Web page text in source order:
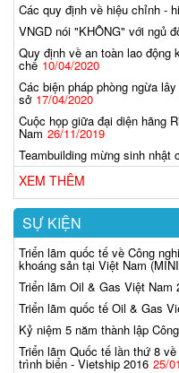
Các quy định về hiệu chỉnh -
VNGD nói "KHÔNG" với ngủ
Quy định về an toàn lao động
chế 10/04/2020
Các biện pháp phòng ngừa
sở 17/04/2020
Cuộc họp giữa đại diện hãng
Nam 26/11/2019
Teambuilding mừng sinh nhật
XEM THÊM
SỰ KIỆN
Triển lãm quốc tế về Công
khoáng sản tại Việt Nam
Triển lãm Oil & Gas Việt Nam
Triển lãm quốc tế Oil & Gas
Kỷ niệm 5 năm thành lập
Triển lãm Quốc tế lần thứ 8
trình biển - Vietship 2016 25/